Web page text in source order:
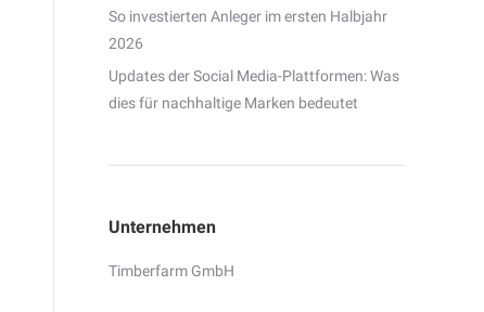
So investierten Anleger im ersten Halbjahr
2026
Updates der Social Media-Plattformen: Was
dies für nachhaltige Marken bedeutet
Unternehmen
Timberfarm GmbH